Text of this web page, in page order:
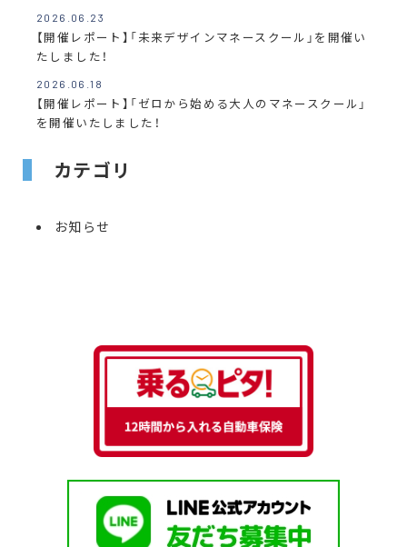
2026.06.23
【開催レポート】「未来デザインマネースクール」を開催い
たしました！
2026.06.18
【開催レポート】「ゼロから始める大人のマネースクール」
を開催いたしました！
カテゴリ
お知らせ